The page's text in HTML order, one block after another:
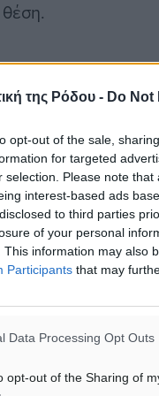
της Ρόδου - Do
opt-out of the sale,
for targeted
selection. Please note
interest-based ads
to third parties
of your personal
This information may also
Participants that may
Data Processing Opt Outs
opt-out of the Sharing of
#Πάτμος
αναζήτησης
μας στο Google News ★ ↗